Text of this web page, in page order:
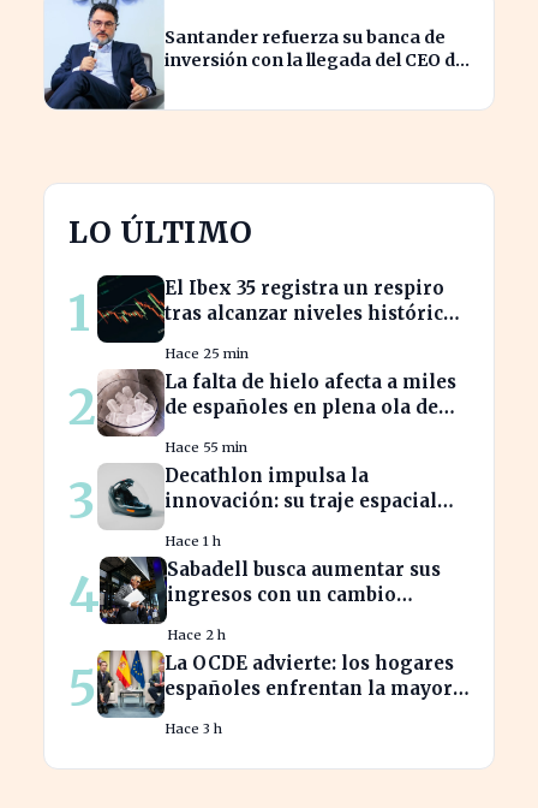
Santander refuerza su banca de
inversión con la llegada del CEO de
LO ÚLTIMO
1
El Ibex 35 registra un respiro
tras alcanzar niveles históricos
Hace 25 min
2
La falta de hielo afecta a miles
de españoles en plena ola de
Hace 55 min
3
Decathlon impulsa la
innovación: su traje espacial
la industria
Hace 1 h
4
Sabadell busca aumentar sus
ingresos con un cambio
Hace 2 h
5
La OCDE advierte: los hogares
españoles enfrentan la mayor
Hace 3 h